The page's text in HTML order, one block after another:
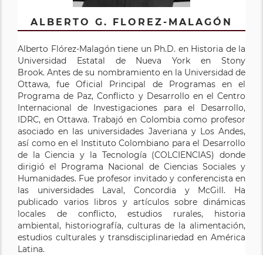
ALBERTO G. FLOREZ-MALAGÓN
Alberto Flórez-Malagón tiene un Ph.D. en Historia de la
Universidad Estatal de Nueva York en Stony
Brook. Antes de su nombramiento en la Universidad de
Ottawa, fue Oficial Principal de Programas en el
Programa de Paz, Conflicto y Desarrollo en el Centro
Internacional de Investigaciones para el Desarrollo,
IDRC, en Ottawa. Trabajó en Colombia como profesor
asociado en las universidades Javeriana y Los Andes,
así como en el Instituto Colombiano para el Desarrollo
de la Ciencia y la Tecnología (COLCIENCIAS) donde
dirigió el Programa Nacional de Ciencias Sociales y
Humanidades. Fue profesor invitado y conferencista en
las universidades Laval, Concordia y McGill. Ha
publicado varios libros y artículos sobre dinámicas
locales de conflicto, estudios rurales, historia
ambiental, historiografía, culturas de la alimentación,
estudios culturales y transdisciplinariedad en América
Latina.